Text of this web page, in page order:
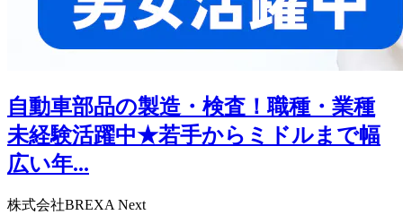
自動車部品の製造・検査！職種・業種
未経験活躍中★若手からミドルまで幅
広い年...
株式会社BREXA Next